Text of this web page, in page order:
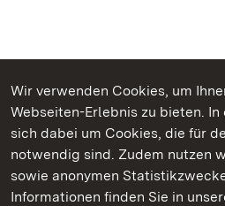
Wir verwenden Cookies, um
Webseiten-Erlebnis zu bieten.
sich dabei um Cookies, die für
notwendig sind. Zudem nutzen
sowie anonymen
Informationen finden Sie in
Kommen. Staunen. Genießen.